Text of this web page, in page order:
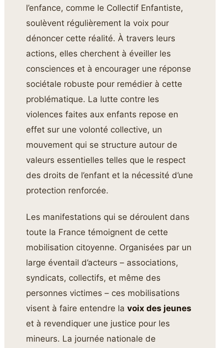
l’enfance, comme le Collectif Enfantiste,
soulèvent régulièrement la voix pour
dénoncer cette réalité. À travers leurs
actions, elles cherchent à éveiller les
consciences et à encourager une réponse
sociétale robuste pour remédier à cette
problématique. La lutte contre les
violences faites aux enfants repose en
effet sur une volonté collective, un
mouvement qui se structure autour de
valeurs essentielles telles que le respect
des droits de l’enfant et la nécessité d’une
protection renforcée.
Les manifestations qui se déroulent dans
toute la France témoignent de cette
mobilisation citoyenne. Organisées par un
large éventail d’acteurs – associations,
syndicats, collectifs, et même des
personnes victimes – ces mobilisations
visent à faire entendre lavoix des jeunes
et à revendiquer une justice pour les
mineurs. La journée nationale de